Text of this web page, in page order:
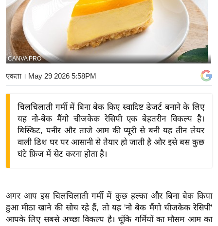
अं
त
र्रा
ष्ट्री
य
बि
ज़
द्यो
त
वि
शे
CANVA PRO
एकता । May 29 2026 5:58PM
चिलचिलाती गर्मी में बिना बेक किए स्वादिष्ट डेजर्ट बनाने के लिए
यह नो-बेक मैंगो चीजकेक रेसिपी एक बेहतरीन विकल्प है।
बिस्किट, पनीर और ताजे आम की प्यूरी से बनी यह तीन लेयर
वाली डिश घर पर आसानी से तैयार हो जाती है और इसे बस कुछ
घंटे फ्रिज में सेट करना होता है।
अगर आप इस चिलचिलाती गर्मी में कुछ हल्का और बिना बेक किया
हुआ मीठा खाने की सोच रहे हैं, तो यह 'नो बेक मैंगो चीजकेक रेसिपी'
आपके लिए सबसे अच्छा विकल्प है। चूंकि गर्मियों का मौसम आम का